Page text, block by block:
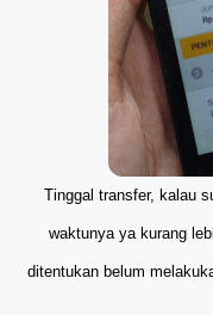
Tinggal transfer, kalau
waktunya ya kurang
ditentukan belum